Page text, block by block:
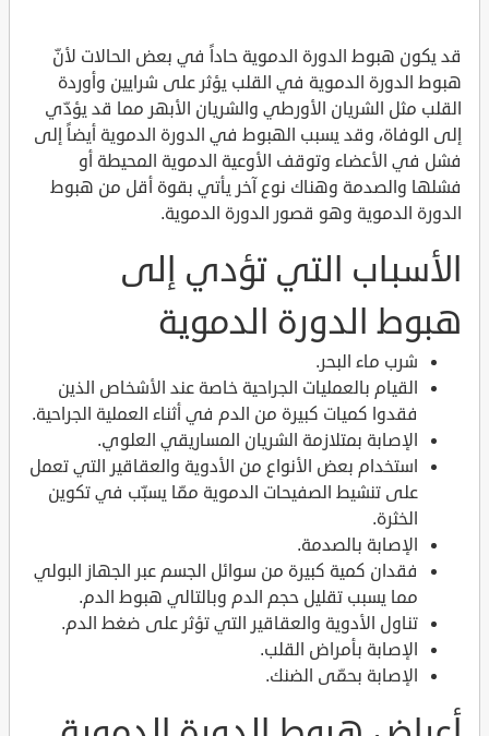
قد يكون هبوط الدورة الدموية حاداً في بعض الحالات لأنّ
هبوط الدورة الدموية في القلب يؤثر على شرايين وأوردة
القلب مثل الشريان الأورطي والشريان الأبهر مما قد يؤدّي
إلى الوفاة، وقد يسبب الهبوط في الدورة الدموية أيضاً إلى
فشل في الأعضاء وتوقف الأوعية الدموية المحيطة أو
فشلها والصدمة وهناك نوع آخر يأتي بقوة أقل من هبوط
الدورة الدموية وهو قصور الدورة الدموية.
الأسباب التي تؤدي إلى
هبوط الدورة الدموية
شرب ماء البحر.
القيام بالعمليات الجراحية خاصة عند الأشخاص الذين
فقدوا كميات كبيرة من الدم في أثناء العملية الجراحية.
الإصابة بمتلازمة الشريان المساريقي العلوي.
استخدام بعض الأنواع من الأدوية والعقاقير التي تعمل
على تنشيط الصفيحات الدموية ممّا يسبّب في تكوين
الخثرة.
الإصابة بالصدمة.
فقدان كمية كبيرة من سوائل الجسم عبر الجهاز البولي
مما يسبب تقليل حجم الدم وبالتالي هبوط الدم.
تناول الأدوية والعقاقير التي تؤثر على ضغط الدم.
الإصابة بأمراض القلب.
الإصابة بحمّى الضنك.